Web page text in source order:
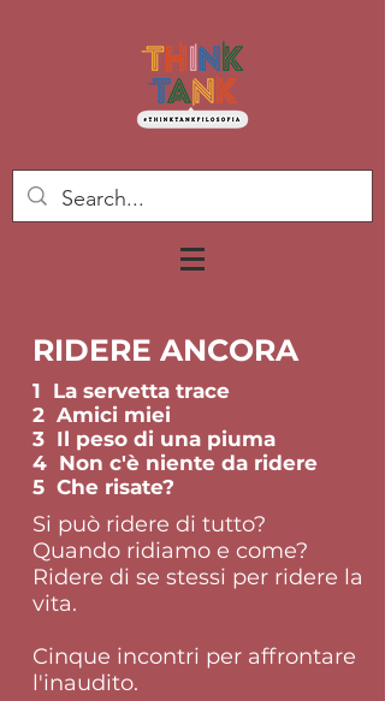
RIDERE ANCORA
1 La servetta trace
2 Amici miei
3 Il peso di una piuma
4 Non c'è niente da ridere
5 Che risate?
Si può ridere di tutto?
Quando ridiamo e come?
Ridere di se stessi per ridere la
vita.
Cinque incontri per affrontare
l'inaudito.